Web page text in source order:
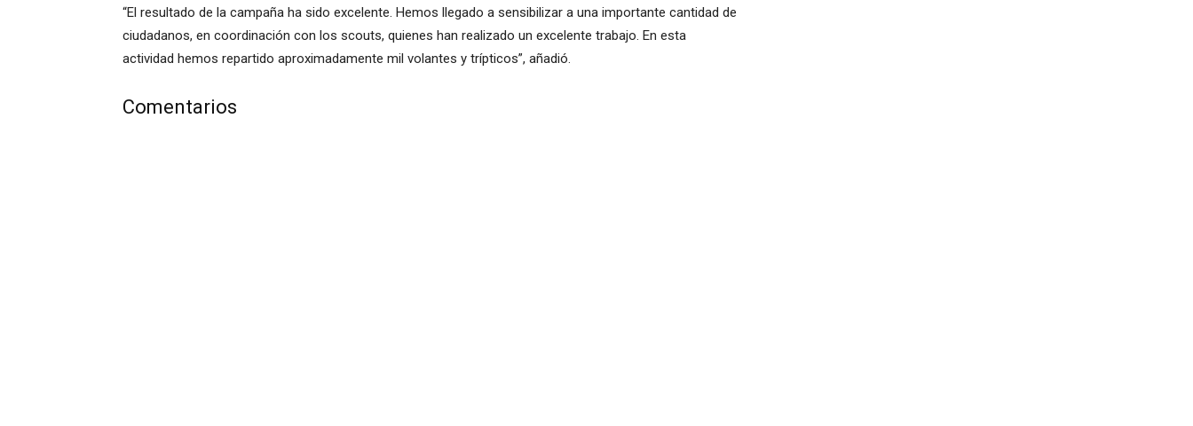
“El resultado de la campaña ha sido excelente. Hemos llegado a sensibilizar a una importante cantidad de
ciudadanos, en coordinación con los scouts, quienes han realizado un excelente trabajo. En esta
actividad hemos repartido aproximadamente mil volantes y trípticos”, añadió.
Comentarios